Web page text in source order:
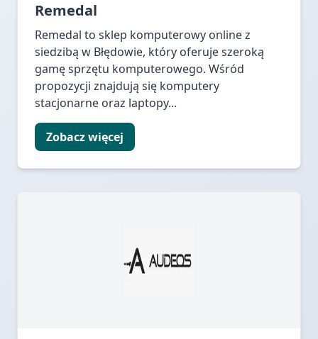
Remedal
Remedal to sklep komputerowy online z
siedzibą w Błędowie, który oferuje szeroką
gamę sprzętu komputerowego. Wśród
propozycji znajdują się komputery
stacjonarne oraz laptopy...
Zobacz więcej